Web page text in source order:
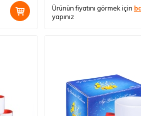
Ürünün fiyatını görmek için
yapınız